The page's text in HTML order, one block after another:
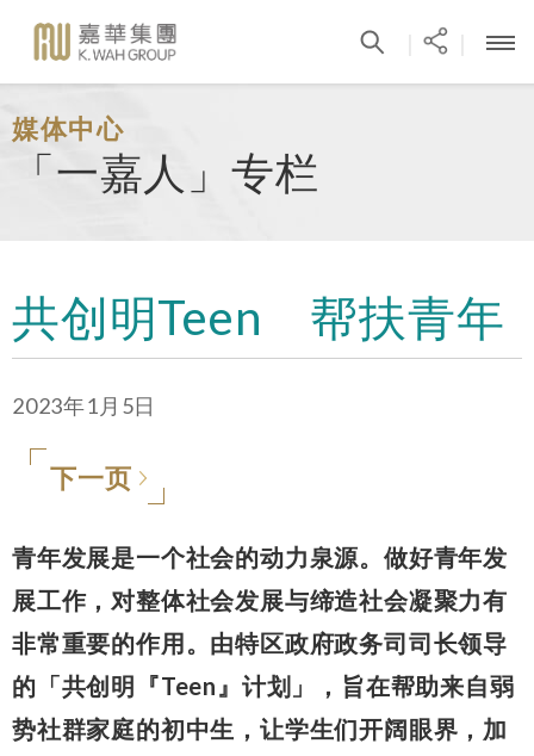
媒体中心
「一嘉人」专栏
共创明Teen 帮扶青年
2023年1月5日
下一页
青年发展是一个社会的动力泉源。做好青年发
展工作，对整体社会发展与缔造社会凝聚力有
非常重要的作用。由特区政府政务司司长领导
的「共创明『Teen』计划」，旨在帮助来自弱
势社群家庭的初中生，让学生们开阔眼界，加